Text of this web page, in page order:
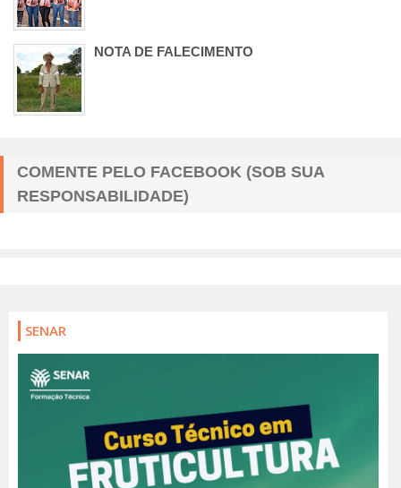
NOTA DE FALECIMENTO
COMENTE PELO FACEBOOK (SOB SUA
RESPONSABILIDADE)
SENAR